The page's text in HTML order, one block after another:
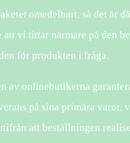
omedelbart, så det är
att vi tittar närmare på den
för produkten i fråga.
av onlinebutikerna
på sina primära varor,
att beställningen